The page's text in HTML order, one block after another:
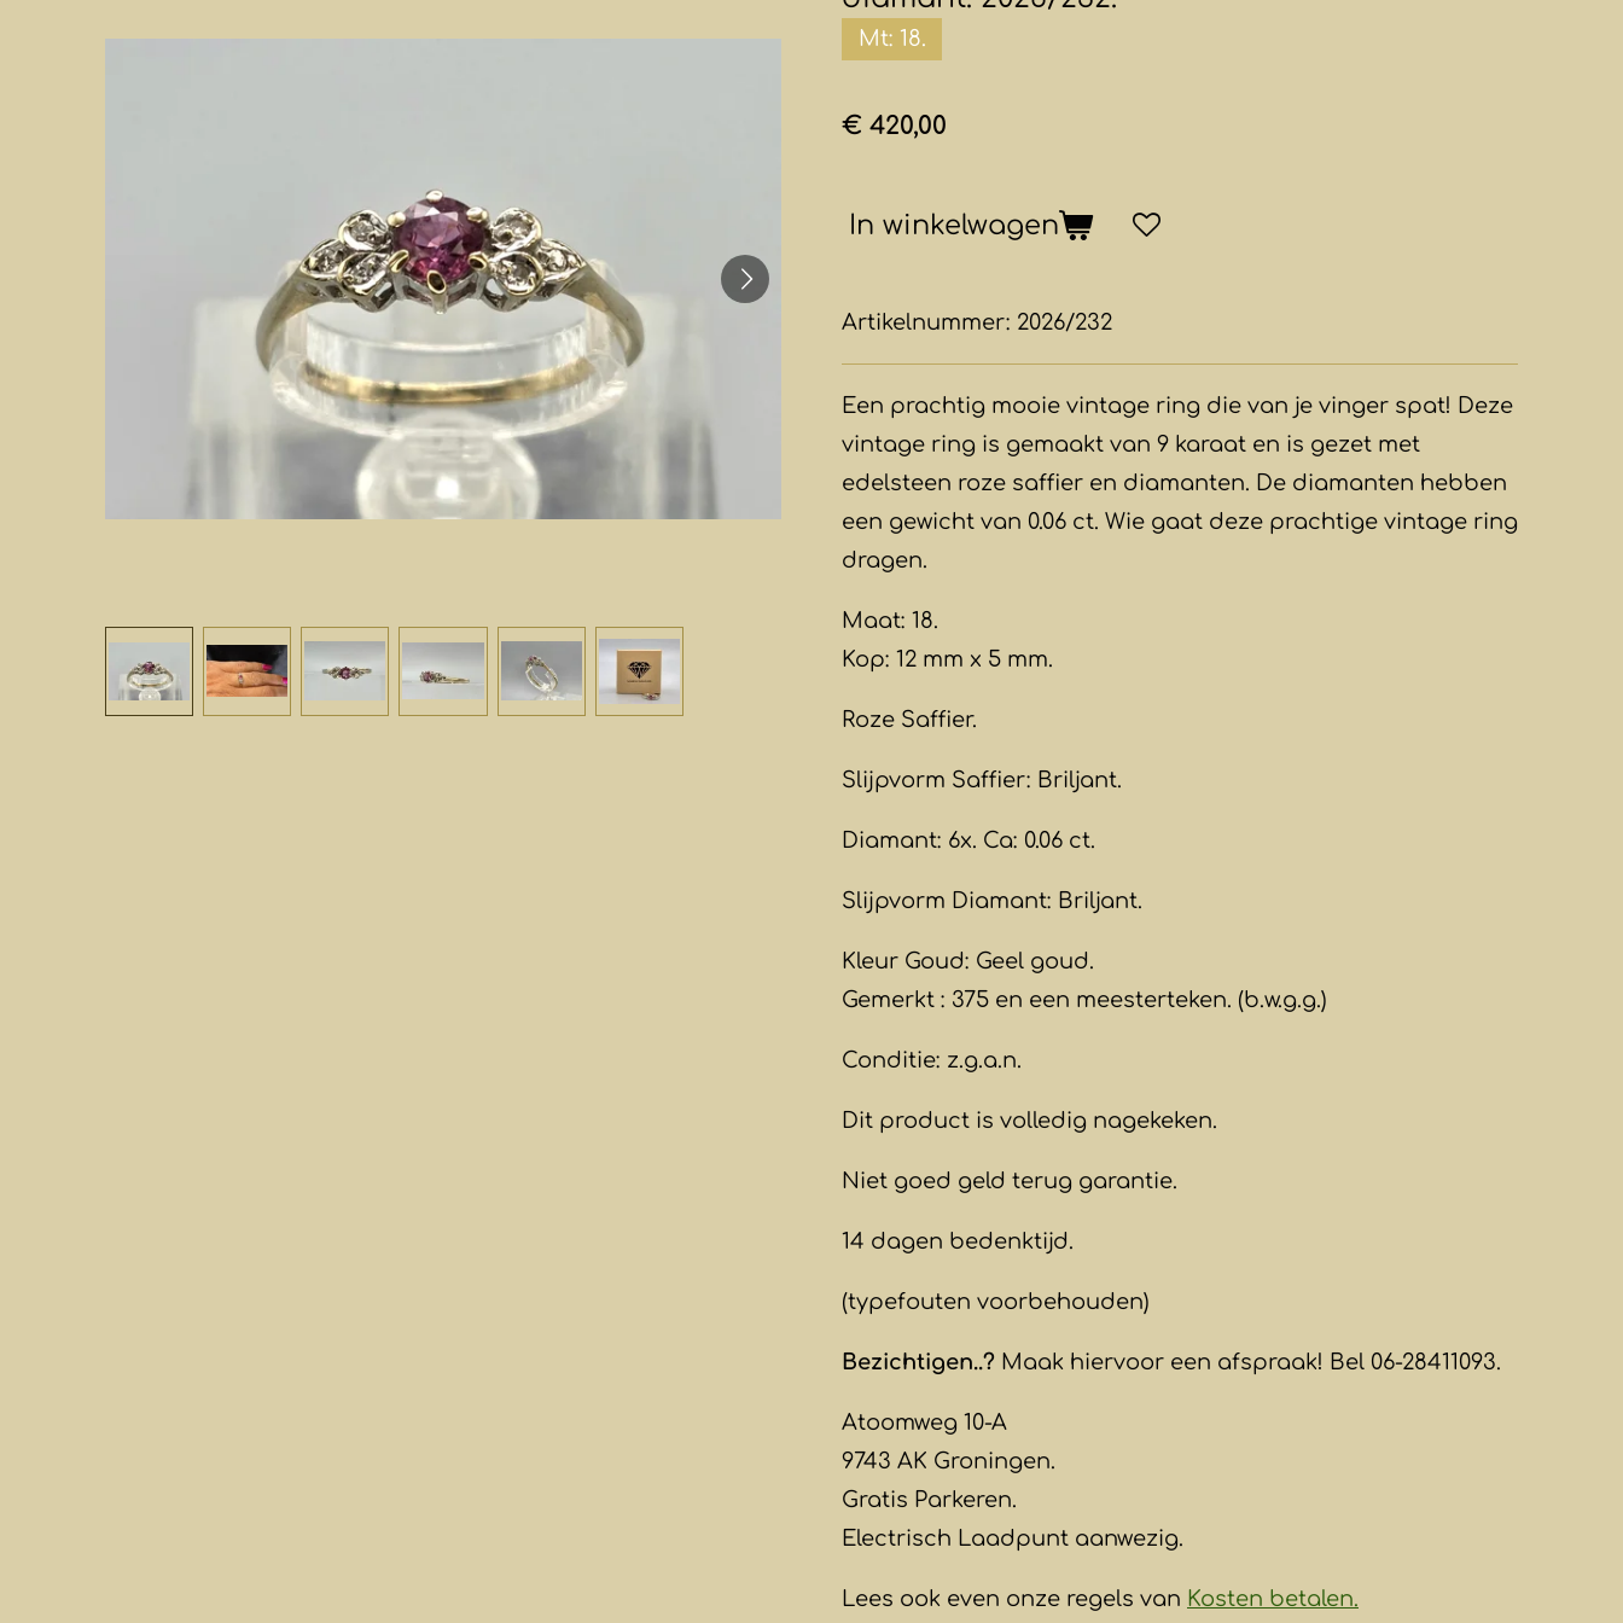
Mt: 18.
€ 420,00
In winkelwagen
Artikelnummer: 2026/232
Een prachtig mooie vintage ring die van je vinger spat! Deze
vintage ring is gemaakt van 9 karaat en is gezet met
edelsteen roze saffier en diamanten. De diamanten hebben
een gewicht van 0.06 ct. Wie gaat deze prachtige vintage ring
dragen.
Maat: 18.
Kop: 12 mm x 5 mm.
Roze Saffier.
Slijpvorm Saffier: Briljant.
Diamant: 6x. Ca: 0.06 ct.
Slijpvorm Diamant: Briljant.
Kleur Goud: Geel goud.
Gemerkt : 375 en een meesterteken. (b.w.g.g.)
Conditie: z.g.a.n.
Dit product is volledig nagekeken.
Niet goed geld terug garantie.
14 dagen bedenktijd.
(typefouten voorbehouden)
Bezichtigen..? Maak hiervoor een afspraak! Bel 06-28411093.
Atoomweg 10-A
9743 AK Groningen.
Gratis Parkeren.
Electrisch Laadpunt aanwezig.
Lees ook even onze regels van Kosten betalen.